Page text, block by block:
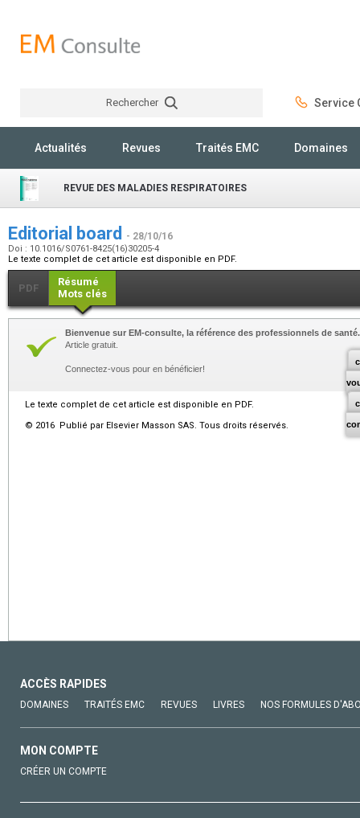
Rechercher Service
Actualités Revues Traités EMC Domaines
REVUE DES MALADIES RESPIRATOIRES
Editorial board - 28/10/16
Doi : 10.1016/S0761-8425(16)30205-4
Le texte complet de cet article est disponible en PDF.
PDF
Résumé
Mots clés
Bienvenue sur EM-consulte, la référence des professionnels de santé.
Article gratuit.
Connectez-vous pour en bénéficier!
Le texte complet de cet article est disponible en PDF.
© 2016 Publié par Elsevier Masson SAS. Tous droits réservés.
ACCÈS RAPIDES
DOMAINES TRAITÉS EMC REVUES LIVRES NOS FORMULES
MON COMPTE
CRÉER UN COMPTE